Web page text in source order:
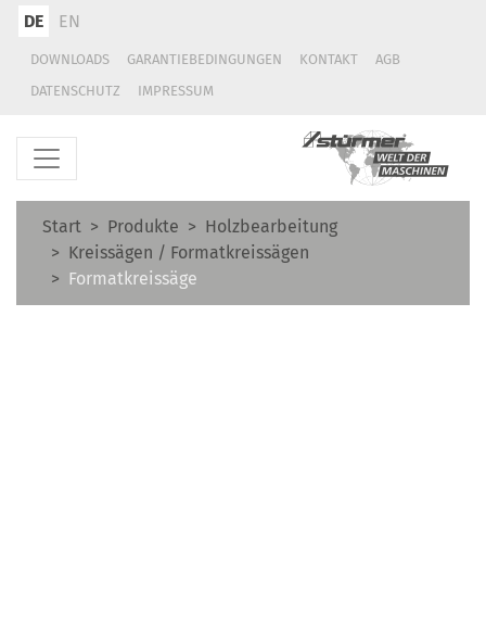
DE EN
DOWNLOADS GARANTIEBEDINGUNGEN KONTAKT
AGB
DATENSCHUTZ
IMPRESSUM
Start Produkte
Holzbearbeitung
Kreissägen / Formatkreissägen
Formatkreissäge